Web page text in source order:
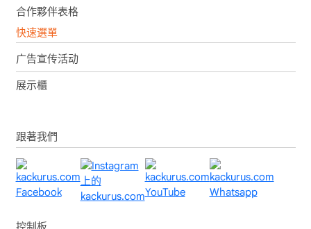
合作夥伴表格
快速選單
广告宣传活动
展示櫃
跟著我們